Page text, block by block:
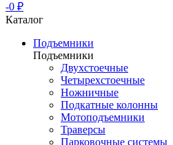
-0 ₽
Каталог
Подъемники
Подъемники
Двухстоечные
Четырехстоечные
Ножничные
Подкатные колонны
Мотоподъемники
Траверсы
Парковочные системы